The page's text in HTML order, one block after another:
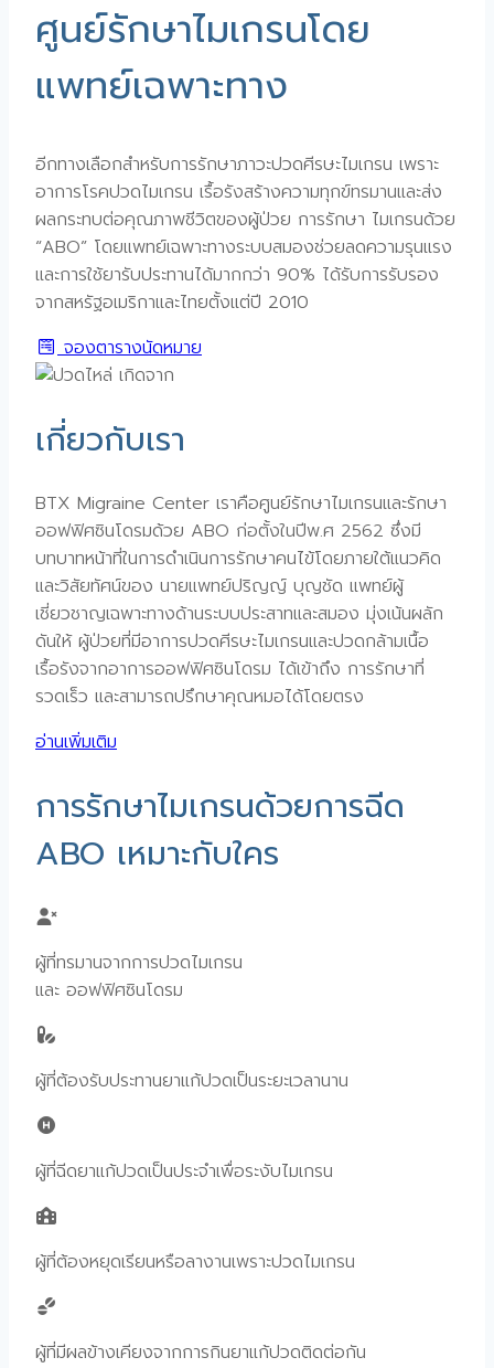
ศูนย์รักษาไมเกรนโดย
แพทย์เฉพาะทาง
อีกทางเลือกสำหรับการรักษาภาวะปวดศีรษะไมเกรน เพราะ
อาการโรคปวดไมเกรน เรื้อรังสร้างความทุกข์ทรมานและส่ง
ผลกระทบต่อคุณภาพชีวิตของผู้ป่วย การรักษา ไมเกรนด้วย
“ABO” โดยแพทย์เฉพาะทางระบบสมองช่วยลดความรุนแรง
และการใช้ยารับประทานได้มากกว่า 90% ได้รับการรับรอง
จากสหรัฐอเมริกาและไทยตั้งแต่ปี 2010
จองตารางนัดหมาย
เกี่ยวกับเรา
BTX Migraine Center เราคือศูนย์รักษาไมเกรนและรักษา
ออฟฟิศซินโดรมด้วย ABO ก่อตั้งในปีพ.ศ 2562 ซึ่งมี
บทบาทหน้าที่ในการดำเนินการรักษาคนไข้โดยภายใต้แนวคิด
และวิสัยทัศน์ของ นายแพทย์ปริญญ์ บุญชัด แพทย์ผู้
เชี่ยวชาญเฉพาะทางด้านระบบประสาทและสมอง มุ่งเน้นผลัก
ดันให้ ผู้ป่วยที่มีอาการปวดศีรษะไมเกรนและปวดกล้ามเนื้อ
เรื้อรังจากอาการออฟฟิศซินโดรม ได้เข้าถึง การรักษาที่
รวดเร็ว และสามารถปรึกษาคุณหมอได้โดยตรง
อ่านเพิ่มเติม
การรักษาไมเกรนด้วยการฉีด
ABO เหมาะกับใคร
ผู้ที่ทรมานจากการปวดไมเกรน
และ ออฟฟิศซินโดรม
ผู้ที่ต้องรับประทานยาแก้ปวดเป็นระยะเวลานาน
ผู้ที่ฉีดยาแก้ปวดเป็นประจำเพื่อระงับไมเกรน
ผู้ที่ต้องหยุดเรียนหรือลางานเพราะปวดไมเกรน
ผู้ที่มีผลข้างเคียงจากการกินยาแก้ปวดติดต่อกัน